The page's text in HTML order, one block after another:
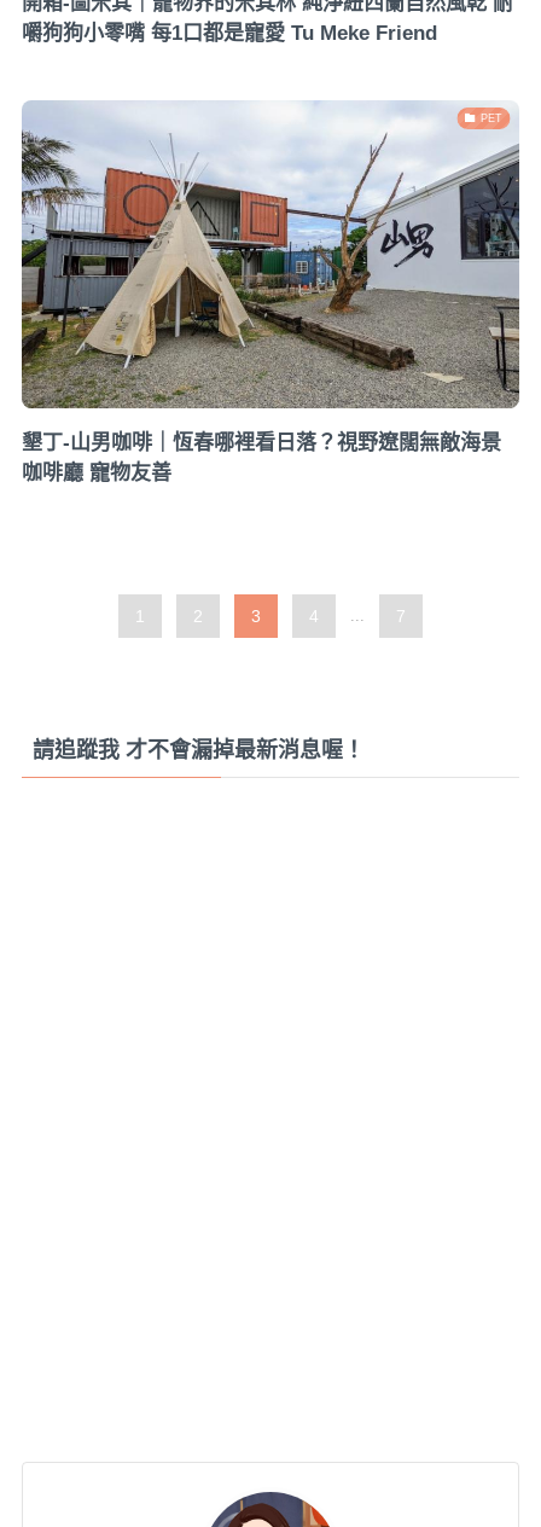
嚼狗狗小零嘴 每1口都是寵愛 Tu Meke Friend
PET
墾丁-山男咖啡｜恆春哪裡看日落？視野遼闊無敵海景
咖啡廳 寵物友善
1 2 3 4 7
請追蹤我 才不會漏掉最新消息喔！